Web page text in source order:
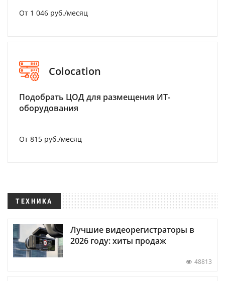
От 1 046 руб./месяц
Colocation
Подобрать ЦОД для размещения ИТ-
оборудования
От 815 руб./месяц
ТЕХНИКА
Лучшие видеорегистраторы в
2026 году: хиты продаж
48813